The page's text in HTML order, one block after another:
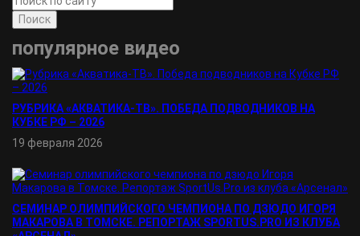
Поиск
популярное видео
РУБРИКА «АКВАТИКА-TВ». ПОБЕДА ПОДВОДНИКОВ НА
КУБКЕ РФ – 2026
19 февраля 2026
СЕМИНАР ОЛИМПИЙСКОГО ЧЕМПИОНА ПО ДЗЮДО ИГОРЯ
МАКАРОВА В ТОМСКЕ. РЕПОРТАЖ SPORTUS.PRO ИЗ КЛУБА